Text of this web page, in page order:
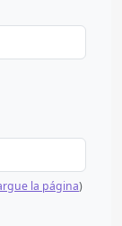
la página)